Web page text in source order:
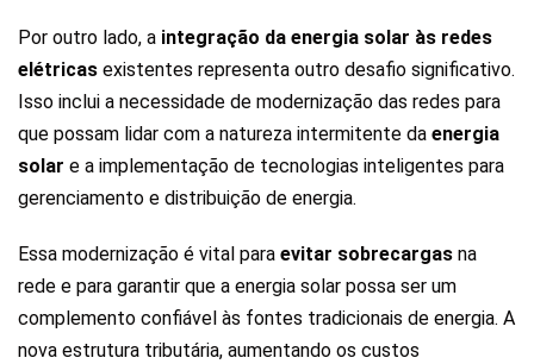
Por outro lado, a integração da energia solar às redes
elétricas existentes representa outro desafio significativo.
Isso inclui a necessidade de modernização das redes para
que possam lidar com a natureza intermitente da energia
solar e a implementação de tecnologias inteligentes para
gerenciamento e distribuição de energia.
Essa modernização é vital para evitar sobrecargas na
rede e para garantir que a energia solar possa ser um
complemento confiável às fontes tradicionais de energia. A
nova estrutura tributária, aumentando os custos